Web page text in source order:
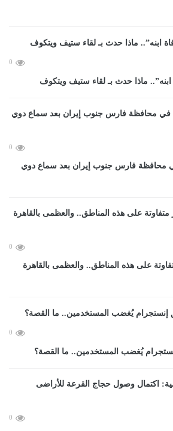
0
ماذا حدث بـ لقاء ستيف ويتكوف
0
محافظة فارس جنوب إيران بعد سماع دوي
0
على هذه المناطق.. والعظمى بالقاهرة
0
يُغضب المستخدمين.. ما القصة؟
0